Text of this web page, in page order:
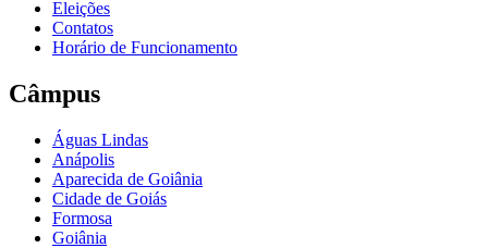
Eleições
Contatos
Horário de Funcionamento
Câmpus
Águas Lindas
Anápolis
Aparecida de Goiânia
Cidade de Goiás
Formosa
Goiânia